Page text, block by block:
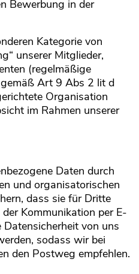
Bewerbung in der
Kategorie von
unserer Mitglieder,
(regelmäßige
Art 9 Abs 2 lit d
Organisation
im Rahmen unserer
Daten durch
und organisatorischen
dass sie für Dritte
Kommunikation per E-
von uns
sodass wir bei
den Postweg empfehlen.